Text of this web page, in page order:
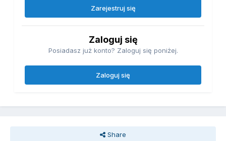
Zarejestruj się
Zaloguj się
Posiadasz już konto? Zaloguj się poniżej.
Zaloguj się
Share